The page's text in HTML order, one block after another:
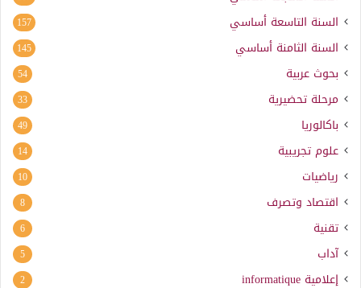
السنة التاسعة أساسي 157
السنة الثامنة أساسي 145
بحوث عربية 54
مرحلة تحضيرية 33
باكالوريا 49
علوم تجريبية 14
رياضيات 10
اقتصاد وتصرف 8
تقنية 6
آداب 5
إعلامية informatique
2